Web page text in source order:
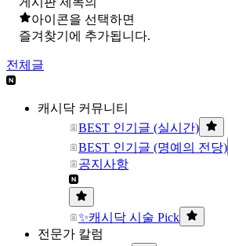
아이콘을 선택하면
즐겨찾기에 추가됩니다.
전체글
캐시닥 커뮤니티
BEST 인기글 (실시간)
BEST 인기글 (명예의 전당)
공지사항
✨캐시닥 시술 Pick
전문가 칼럼